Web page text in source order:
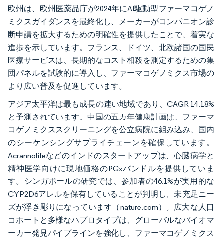
欧州は、欧州医薬品庁が2024年にAI駆動型ファーマコゲノ
ミクスガイダンスを最終化し、メーカーがコンパニオン診
断申請を拡大するための明確性を提供したことで、着実な
進歩を示しています。フランス、ドイツ、北欧諸国の国民
医療サービスは、長期的なコスト相殺を測定するための集
団パネルを試験的に導入し、ファーマコゲノミクス市場の
より広い普及を促進しています。
アジア太平洋は最も成長の速い地域であり、CAGR 14.18%
と予測されています。中国の五カ年健康計画は、ファーマ
コゲノミクススクリーニングを公立病院に組み込み、国内
のシーケンシングサプライチェーンを確保しています。
Acrannolifeなどのインドのスタートアップは、心臓病学と
精神医学向けに現地価格のPGxバンドルを提供していま
す。シンガポールの研究では、参加者の46.1%が実用的な
CYP2D6アレルを保有していることが判明し、未充足ニー
ズが浮き彫りになっています（nature.com）。広大な人口
コホートと多様なハプロタイプは、グローバルなバイオマ
ーカー発見パイプラインを強化し、ファーマコゲノミクス